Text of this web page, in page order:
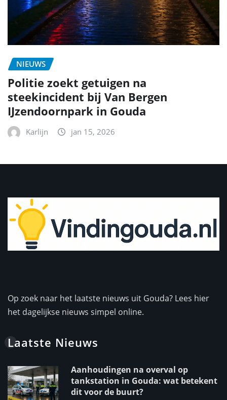
NIEUWS
Politie zoekt getuigen na
steekincident bij Van Bergen
IJzendoornpark in Gouda
Karlijn jan 15, 2026
Op zoek naar het laatste nieuws uit Gouda? Lees hier
het dagelijkse nieuws simpel online.
Laatste Nieuws
Aanhoudingen na overval op
tankstation in Gouda: wat betekent
dit voor de buurt?